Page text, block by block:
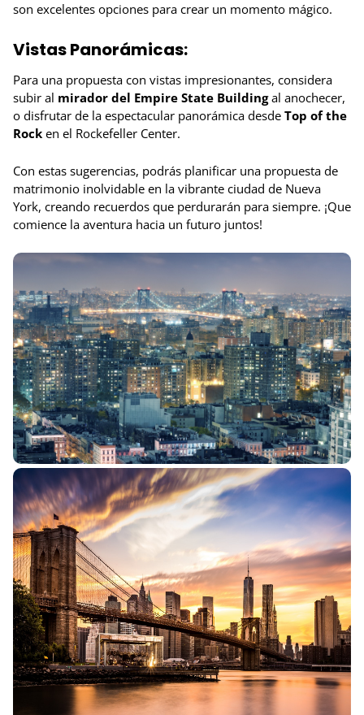
son excelentes opciones para crear un momento mágico.
Vistas Panorámicas:
Para una propuesta con vistas impresionantes, considera
subir al mirador del Empire State Buildingal anochecer,
o disfrutar de la espectacular panorámica desde Top of the
Rock en el Rockefeller Center.
Con estas sugerencias, podrás planificar una propuesta de
matrimonio inolvidable en la vibrante ciudad de Nueva
York, creando recuerdos que perdurarán para siempre. ¡Que
comience la aventura hacia un futuro juntos!